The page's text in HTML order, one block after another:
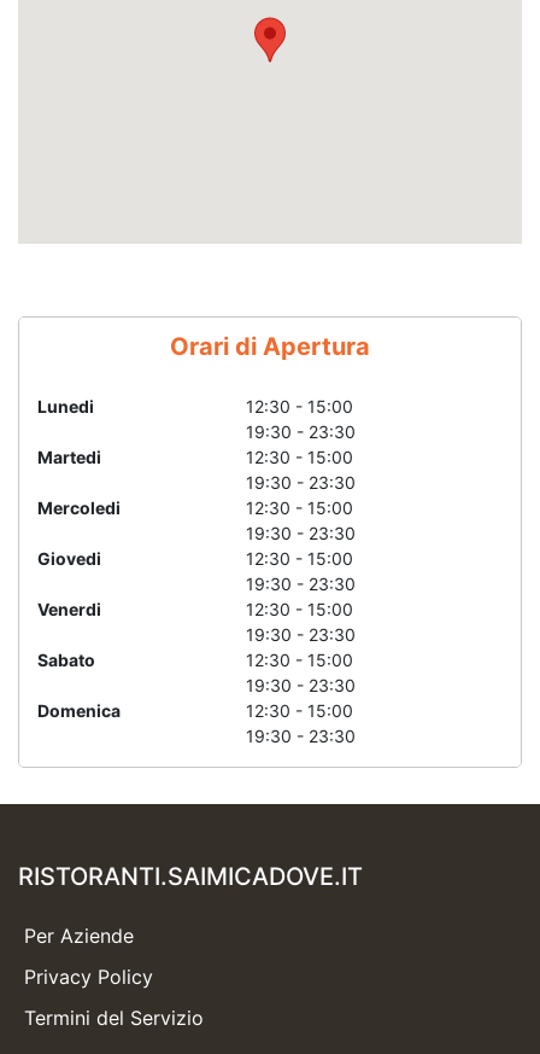
Orari di Apertura
Lunedi
12:30 - 15:00
19:30 - 23:30
Martedi
12:30 - 15:00
19:30 - 23:30
Mercoledi
12:30 - 15:00
19:30 - 23:30
Giovedi
12:30 - 15:00
19:30 - 23:30
Venerdi
12:30 - 15:00
19:30 - 23:30
Sabato
12:30 - 15:00
19:30 - 23:30
Domenica
12:30 - 15:00
19:30 - 23:30
RISTORANTI.SAIMICADOVE.IT
Per Aziende
Privacy Policy
Termini del Servizio